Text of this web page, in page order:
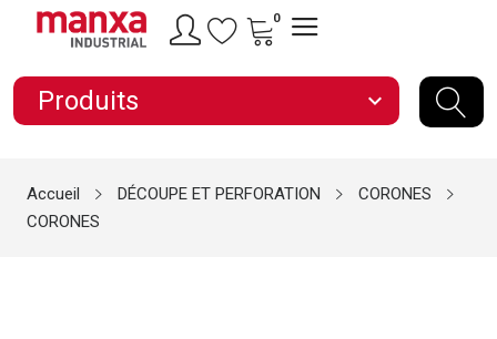
0
Produits expand_more
Accueil DÉCOUPE ET PERFORATION
CORONES
CORONES